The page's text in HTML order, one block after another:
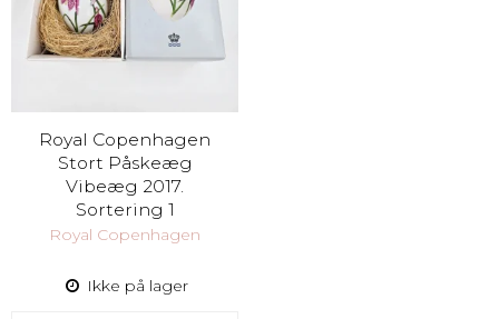
Royal Copenhagen
Stort Påskeæg
Vibeæg 2017.
Sortering 1
Royal Copenhagen
Ikke på lager